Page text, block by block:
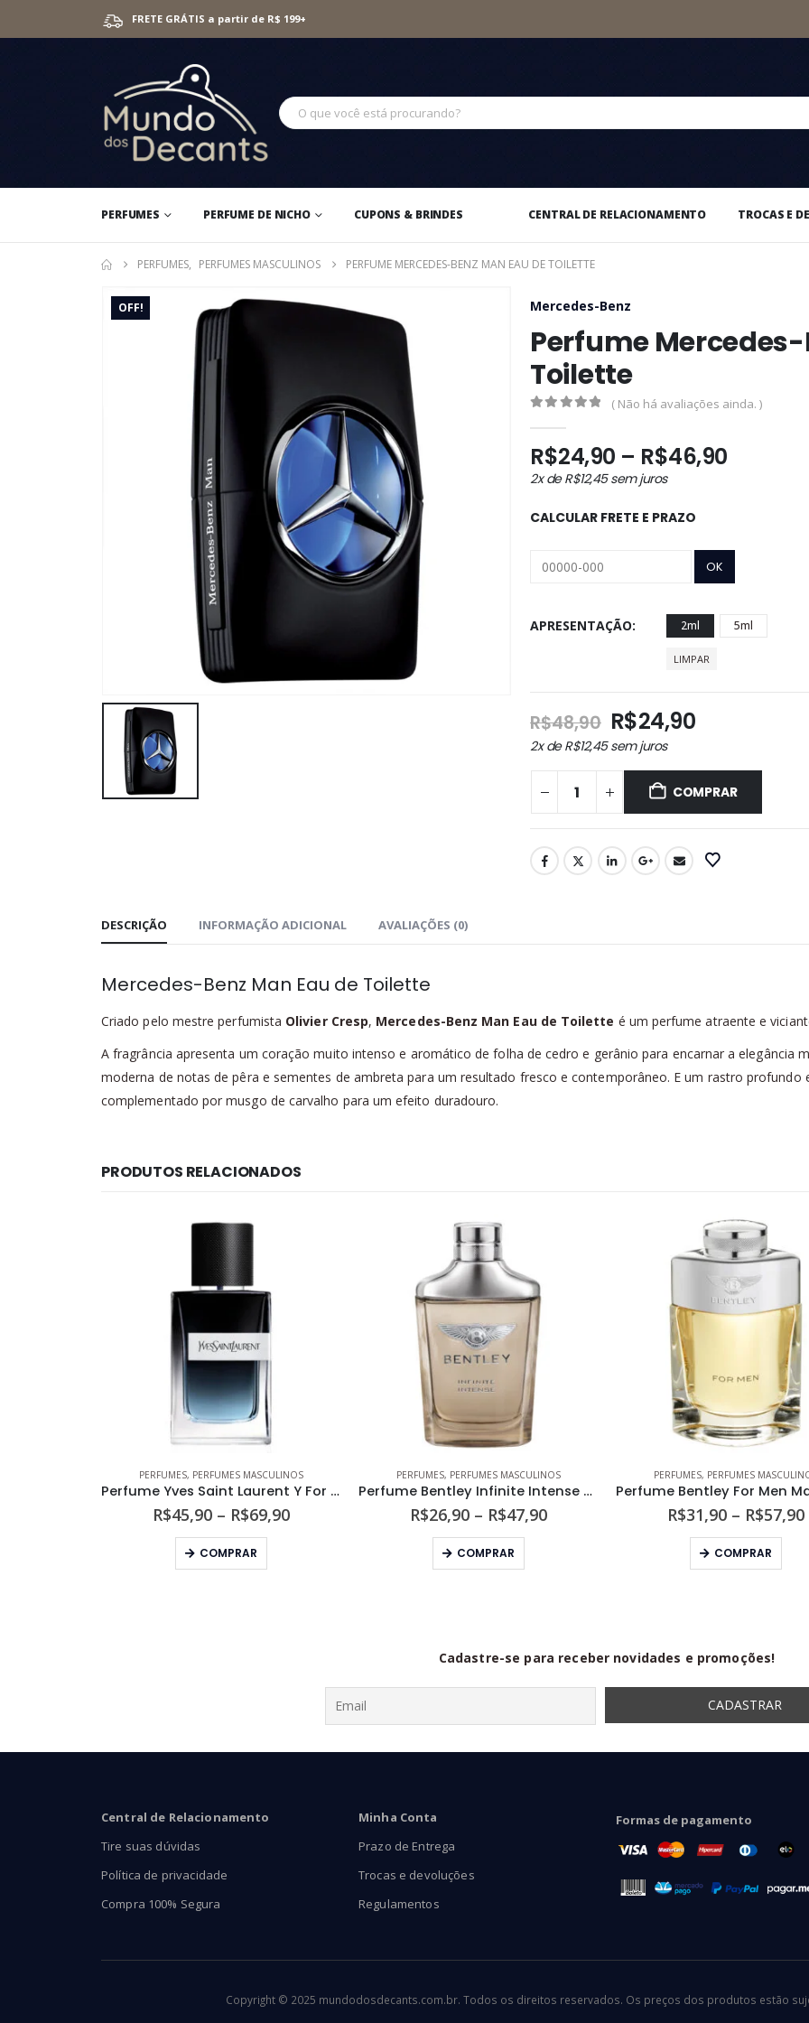
FRETE GRÁTIS a partir de R$ 199+
PERFUMES PERFUME DE NICHO CUPONS & BRINDES CENTRAL DE RELACIONAMENTO TROCAS E
PERFUMES, PERFUMES MASCULINOS PERFUME MERCEDES-BENZ MAN EAU DE TOILETTE
OFF! Mercedes-Benz
Perfume Mercedes-
Toilette
( Não há avaliações ainda. )
R$24,90 – R$46,90Faixa
através
2x deR$12,45sem juros
CALCULAR FRETE E PRAZO
APRESENTAÇÃO 2ml 5ml
LIMPAR
R$48,90 O
preço
original
era:
R$48,90.
R$24,90O
atual
é:
R$24,90.
2x deR$12,45sem juros
COMPRAR
DESCRIÇÃO INFORMAÇÃO ADICIONAL AVALIAÇÕES (0)
Mercedes-Benz Man Eau de Toilette
Criado pelo mestre perfumista Olivier Cresp, Mercedes-Benz Man Eau de Toilette é um perfume atraente e
A fragrância apresenta um coração muito intenso e aromático de folha de cedro e gerânio para encarnar a elegância
moderna de notas de pêra e sementes de ambreta para um resultado fresco e contemporâneo. E um rastro profundo
complementado por musgo de carvalho para um efeito duradouro.
PRODUTOS RELACIONADOS
PERFUMES, PERFUMES MASCULINOS
Perfume Yves Saint Laurent Y For Men Eau de Parfum
R$45,90 – R$69,90Faixa
COMPRAR
Este produto tem várias variantes. As opções podem ser escolhidas na página do produto
PERFUMES, PERFUMES MASCULINOS
Perfume Bentley Infinite Intense Masculino Eau de Toilette
R$26,90 – R$47,90Faixa
COMPRAR
Este produto tem várias variantes. As opções podem ser escolhidas na página do produto
PERFUMES, PERFUMES
R$31,90 – R$57,90
COMPRAR
Este produto tem várias variantes. As opções podem ser
Cadastre-se para receber novidades e promoções!
Central de Relacionamento
Tire suas dúvidas
Política de privacidade
Compra 100% Segura
Minha Conta
Prazo de Entrega
Trocas e devoluções
Regulamentos
Formas de pagamento
Copyright © 2025 mundodosdecants.com.br. Todos os direitos reservados. Os preços dos produtos estão